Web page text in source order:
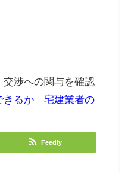
交渉への関与を確認
るか｜宅建業者の
Feedly